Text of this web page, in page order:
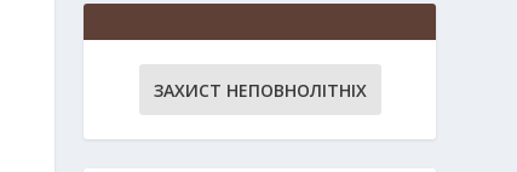
ЗАХИСТ НЕПОВНОЛІТНІХ